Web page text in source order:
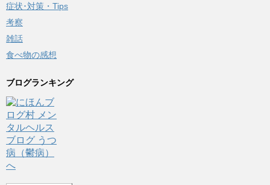
症状･対策・Tips
考察
雑話
食べ物の感想
ブログランキング